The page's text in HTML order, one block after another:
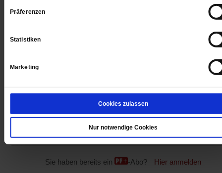
Präferenzen
Statistiken
Marketing
Cookies zulassen
Nur notwendige Cookies
Jetzt für 1 € testen
Sie haben bereits ein -Abo? Hier anmelden